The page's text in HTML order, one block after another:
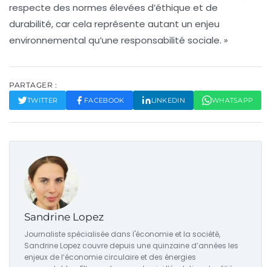
respecte des normes élevées d’éthique et de
durabilité, car cela représente autant un enjeu
environnemental qu’une responsabilité sociale. »
PARTAGER :
TWITTER FACEBOOK LINKEDIN WHATSAPP
Sandrine Lopez
Journaliste spécialisée dans l'économie et la société,
Sandrine Lopez couvre depuis une quinzaine d’années les
enjeux de l’économie circulaire et des énergies